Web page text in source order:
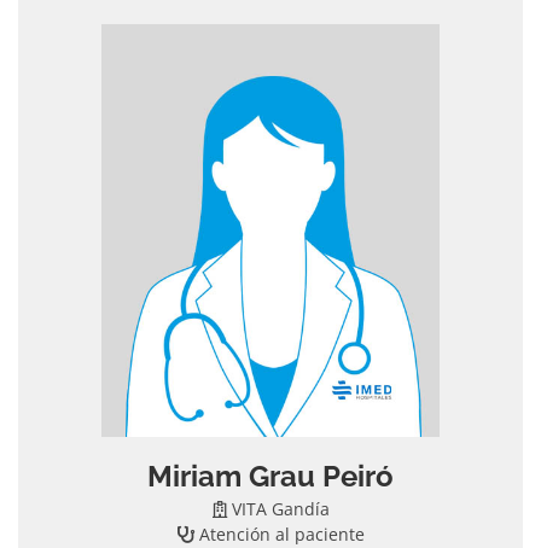
Miriam Grau Peiró
VITA Gandía
Atención al paciente